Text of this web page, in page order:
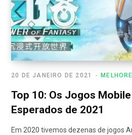
20 DE JANEIRO DE 2021
Top 10: Os Jogos
Esperados de 2021
Em 2020 tivemos dezenas de jogos